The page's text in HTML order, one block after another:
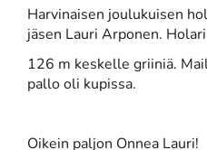
Harvinaisen joulukuisen
jäsen Lauri Arponen.
126 m keskelle griiniä.
pallo oli kupissa.
Oikein paljon Onnea Lauri!